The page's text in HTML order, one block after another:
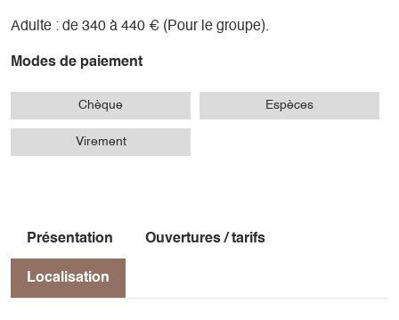
Adulte : de 340 à 440 € (Pour le groupe).
Modes de paiement
Chèque Espèces
Virement
Présentation Ouvertures / tarifs
Localisation